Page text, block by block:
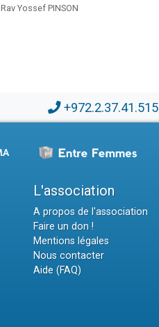
Rav Yossef PINSON
+972.2.37.41.515
L'association
A propos de l'association
Faire un don !
Mentions légales
Nous contacter
Aide (FAQ)